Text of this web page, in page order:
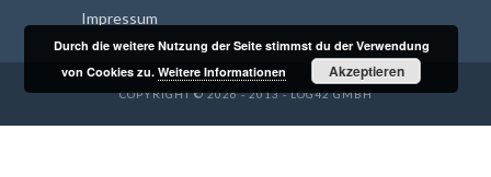
Impressum
COPYRIGHT © 2026 - 2013 - LOG42 GMBH
Durch die weitere Nutzung der Seite stimmst du der Verwendung
von Cookies zu.Weitere Informationen Akzeptieren